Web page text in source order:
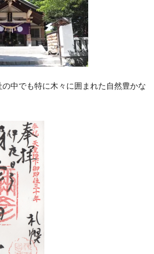
中でも特に木々に囲まれた自然豊かな